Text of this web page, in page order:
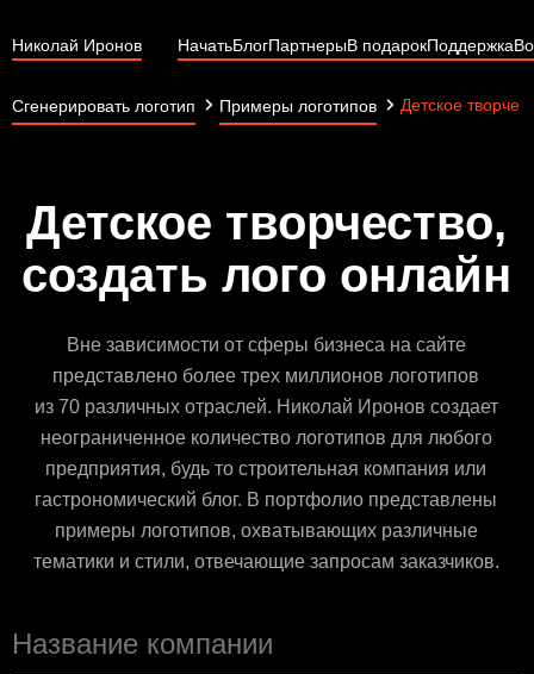
Николай Иронов НачатьБлогПартнерыВ подарокПоддержка
Сгенерировать логотип Примеры логотипов Детское
Детское творчество,
создать лого онлайн
Вне зависимости от сферы бизнеса на сайте
представлено более трех миллионов логотипов
из 70 различных отраслей. Николай Иронов создает
неограниченное количество логотипов для любого
предприятия, будь то строительная компания или
гастрономический блог. В портфолио представлены
примеры логотипов, охватывающих различные
тематики и стили, отвечающие запросам заказчиков.